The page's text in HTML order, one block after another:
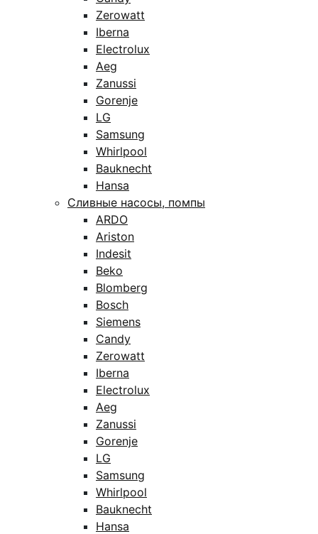
Zerowatt
Iberna
Electrolux
Aeg
Zanussi
Gorenje
LG
Samsung
Whirlpool
Bauknecht
Hansa
Сливные насосы, помпы
ARDO
Ariston
Indesit
Beko
Blomberg
Bosch
Siemens
Candy
Zerowatt
Iberna
Electrolux
Aeg
Zanussi
Gorenje
LG
Samsung
Whirlpool
Bauknecht
Hansa